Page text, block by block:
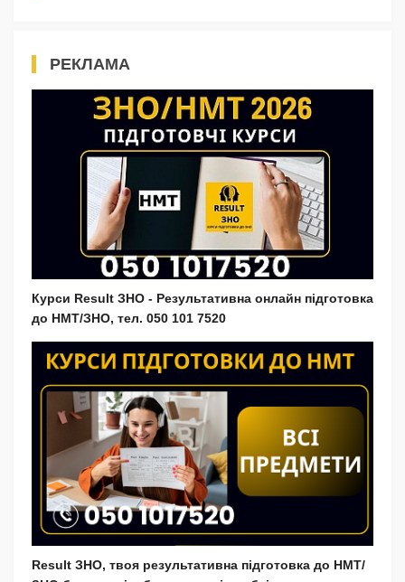
РЕКЛАМА
Курси Result ЗНО - Результативна онлайн підготовка
до НМТ/ЗНО, тел. 050 101 7520
Result ЗНО, твоя результативна підготовка до НМТ/